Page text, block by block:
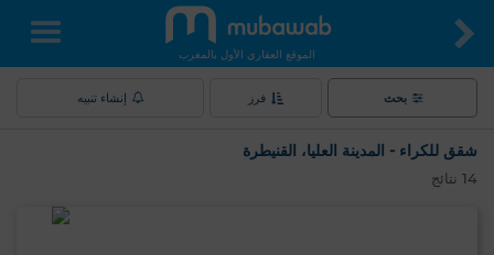
الموقع العقاري الأول بالمغرب
بحث فرز إنشاء تنبيه
شقق للكراء - المدينة العليا، القنيطرة
14 نتائج